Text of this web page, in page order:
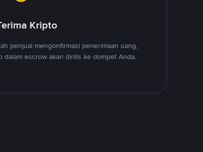
Kripto
penjual mengonfirmasi penerimaan uang,
dalam escrow akan dirilis ke dompet Anda.